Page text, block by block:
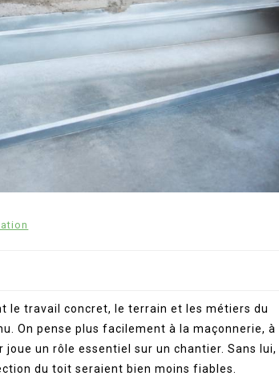
le travail concret, le terrain et les métiers du
On pense plus facilement à la maçonnerie, à
un rôle essentiel sur un chantier. Sans lui,
du toit seraient bien moins fiables.
Formation
Cap arts plastiques :